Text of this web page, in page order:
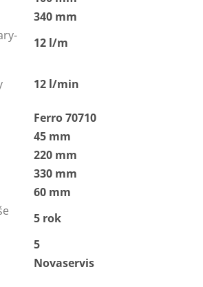
340 mm
12 l/m
12 l/min
Ferro 70710
45 mm
220 mm
330 mm
60 mm
5 rok
5
Novaservis